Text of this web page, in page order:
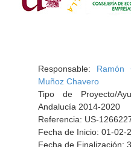
Responsable: Ramón
Muñoz Chavero
Tipo de Proyecto/
Andalucía 2014-2020
Referencia: US-
Fecha de Inicio: 01-02-
Fecha de Finalización: